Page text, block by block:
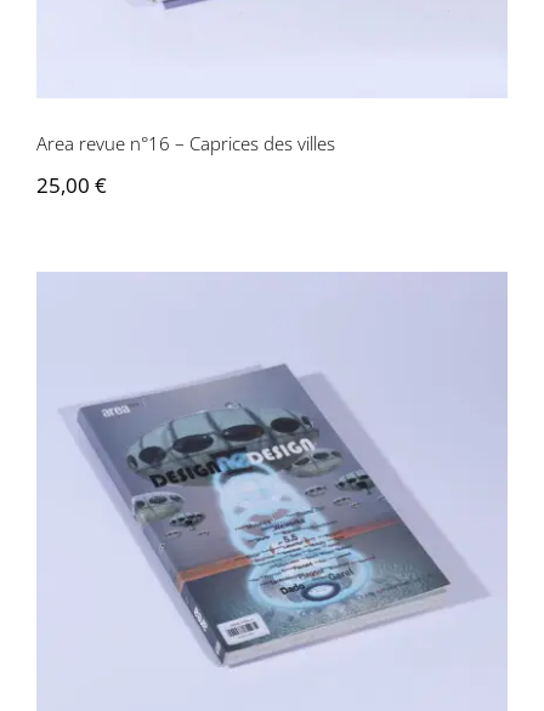
Area revue n°16 – Caprices des villes
25,00 €
Area revue n°15 – Design, no design